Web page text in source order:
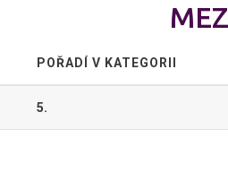
POŘADÍ V KATEGORII
5.